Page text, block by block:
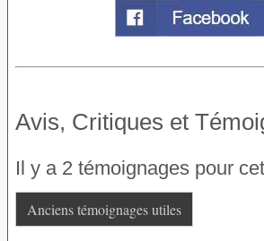
Avis, Critiques et
Il y a 2 témoignages pour
Anciens témoignages utiles